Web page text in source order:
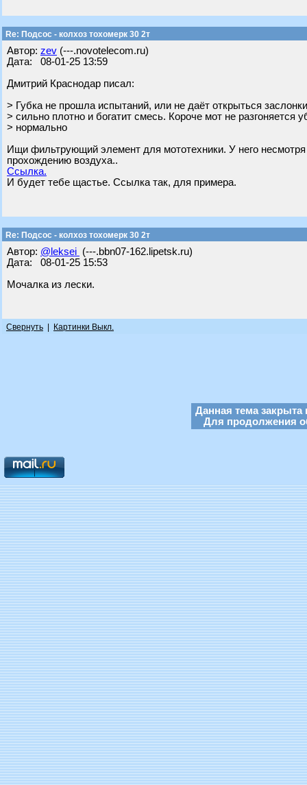
Re: Подсос - колхоз тохомерк 30 2т
Автор: zev (---.novotelecom.ru)
Дата: 08-01-25 13:59
Дмитрий Краснодар писал:
> Губка не прошла испытаний, или не даёт открыться
> сильно плотно и богатит смесь. Короче мот не разгоняется
> нормально
Ищи фильтрующий элемент для мототехники. У него
прохождению воздуха..
Ссылка.
И будет тебе щастье. Ссылка так, для примера.
Re: Подсос - колхоз тохомерк 30 2т
Автор: @leksei (---.bbn07-162.lipetsk.ru)
Дата: 08-01-25 15:53
Мочалка из лески.
Свернуть Картинки Выкл.
Данная тема закрыта
Для продолжения